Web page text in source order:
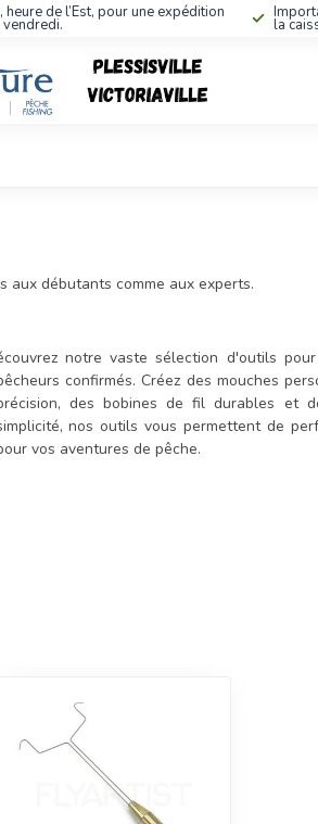
de l’Est, pour une expédition
la
débutants comme aux experts.
notre vaste sélection d'outils
confirmés. Créez des mouches
des bobines de fil durables et
nos outils vous permettent de
vos aventures de pêche.